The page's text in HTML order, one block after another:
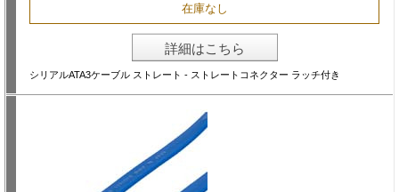
在庫なし
詳細はこちら
シリアルATA3ケーブル ストレート - ストレートコネクター ラッチ付き